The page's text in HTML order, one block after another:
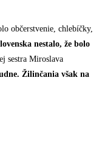
občerstvenie, chlebíčky,
nestalo, že bolo
sestra Miroslava
Žilinčania však na